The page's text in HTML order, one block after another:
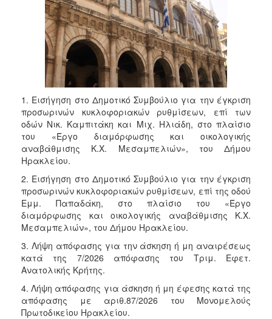
1. Εισήγηση στο Δημοτικό Συμβούλιο για την έγκριση
προσωρινών κυκλοφοριακών ρυθμίσεων, επί των
οδών Νικ. Καμπιτάκη και Μιχ. Ηλιάδη, στο πλαίσιο
του «Έργο διαμόρφωσης και οικολογικής
αναβάθμισης Κ.Χ. Μεσαμπελιών», του Δήμου
Ηρακλείου.
2. Εισήγηση στο Δημοτικό Συμβούλιο για την έγκριση
προσωρινών κυκλοφοριακών ρυθμίσεων, επί της οδού
Εμμ. Παπαδάκη, στο πλαίσιο του «Έργο
διαμόρφωσης και οικολογικής αναβάθμισης Κ.Χ.
Μεσαμπελιών», του Δήμου Ηρακλείου.
3. Λήψη απόφασης για την άσκηση ή μη αναιρέσεως
κατά της 7/2026 απόφασης του Τριμ. Εφετ.
Ανατολικής Κρήτης.
4. Λήψη απόφασης για άσκηση ή μη έφεσης κατά της
απόφασης με αριθ.87/2026 του Μονομελούς
Πρωτοδικείου Ηρακλείου.